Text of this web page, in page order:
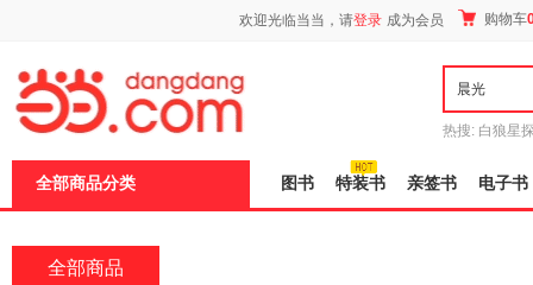
欢迎光临当当，请登录 成为会员 购物车
热搜: 白狼星
全部商品分类 图书 特装书 亲签书 电子书
全部商品
页